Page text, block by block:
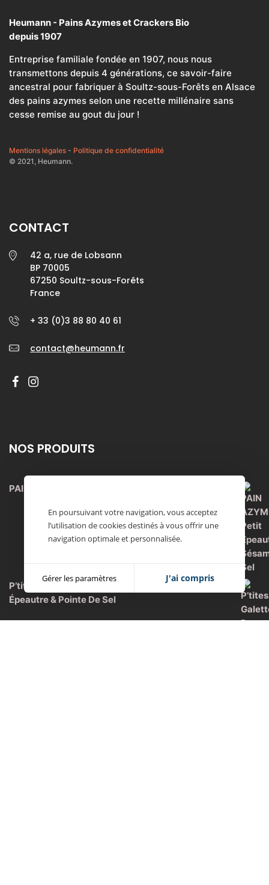
Heumann - Pains Azymes et Crackers Bio
depuis 1907
Entreprise familiale fondée en 1907, nous nous
transmettons depuis 4 générations, ce savoir-faire
ancestral pour fabriquer à Soultz-sous-Forêts en Alsace
des pains azymes selon une recette millénaire sans
cesse remise au gout du jour !
Mentions légales - Politique de confidentialité
© 2021, Heumann.
CONTACT
42 a, rue de Lobsann
BP 70005
67250 Soultz-sous-Forêts
France
+ 33 (0)3 88 80 40 61
contact@heumann.fr
NOS PRODUITS
PAIN AZYME Petit Épeautre Sésame Sel
P’tites Galettes De Pain Azyme Bio Sarrasin
Épeautre & Pointe De Sel
En poursuivant votre navigation, vous acceptez
l’utilisation de cookies destinés à vous offrir une
navigation optimale et personnalisée.
Gérer les paramètres J'ai compris